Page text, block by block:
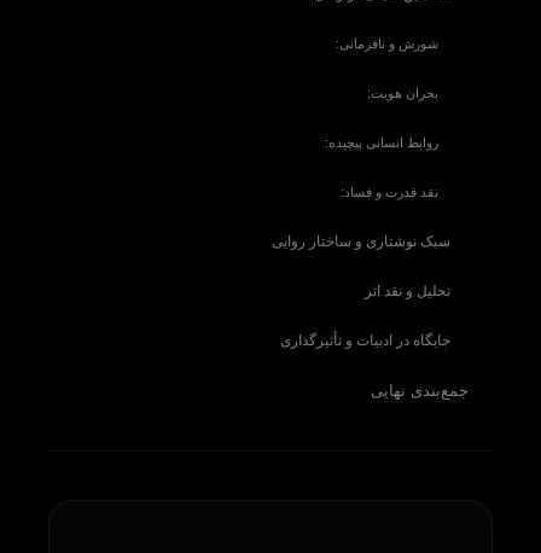
شورش و نافرمانی:
بحران هویت:
روابط انسانی پیچیده:
نقد قدرت و فساد:
سبک نوشتاری و ساختار روایی
تحلیل و نقد اثر
جایگاه در ادبیات و تأثیرگذاری
جمع‌بندی نهایی